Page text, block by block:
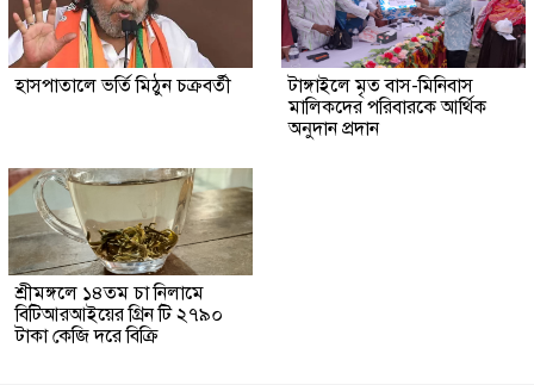
হাসপাতালে ভর্তি মিঠুন চক্রবর্তী
টাঙ্গাইলে মৃত বাস-মিনিবাস
মালিকদের পরিবারকে আর্থিক
অনুদান প্রদান
শ্রীমঙ্গলে ১৪তম চা নিলামে
বিটিআরআইয়ের গ্রিন টি ২৭৯০
টাকা কেজি দরে বিক্রি